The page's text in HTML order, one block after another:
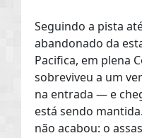
Seguindo a pista
abandonado da
Pacifica, em plena
sobreviveu a um
na entrada — e
está sendo
não acabou: o